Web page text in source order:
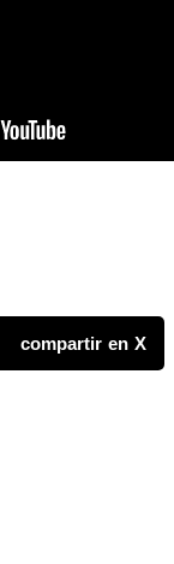
compartir en X